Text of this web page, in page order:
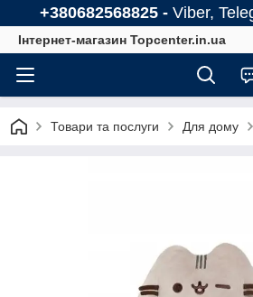
+380682568825 - Viber,
Інтернет-магазин Topcenter.in.ua
Товари та послуги Для дому